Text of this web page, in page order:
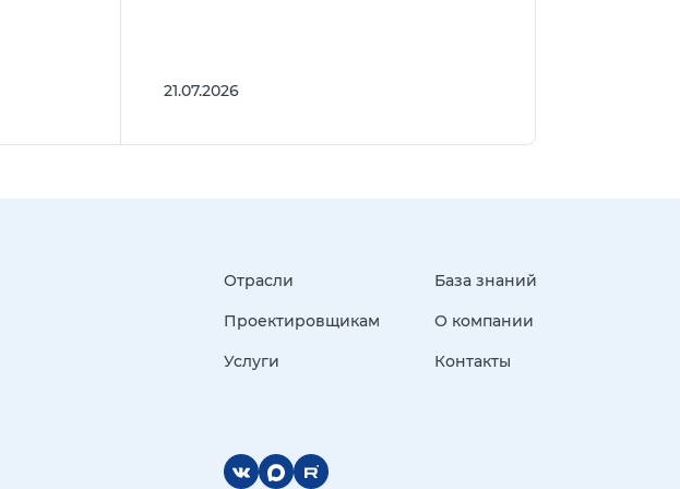
21.07.2026
Отрасли
Проектировщикам
Услуги
База знаний
О компании
Контакты